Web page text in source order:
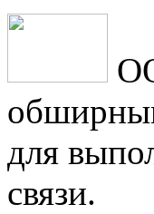
для
связи.